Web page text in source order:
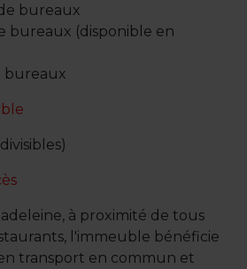
bureaux
bureaux (disponible en
bureaux
à proximité de tous
l'immeuble bénéficie
transport en commun et